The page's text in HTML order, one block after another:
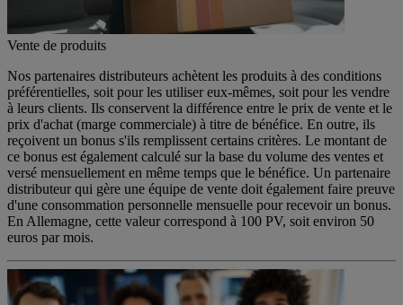
Vente de produits
Nos partenaires distributeurs achètent les produits à des conditions
préférentielles, soit pour les utiliser eux-mêmes, soit pour les vendre
à leurs clients. Ils conservent la différence entre le prix de vente et le
prix d'achat (marge commerciale) à titre de bénéfice. En outre, ils
reçoivent un bonus s'ils remplissent certains critères. Le montant de
ce bonus est également calculé sur la base du volume des ventes et
versé mensuellement en même temps que le bénéfice. Un partenaire
distributeur qui gère une équipe de vente doit également faire preuve
d'une consommation personnelle mensuelle pour recevoir un bonus.
En Allemagne, cette valeur correspond à 100 PV, soit environ 50
euros par mois.